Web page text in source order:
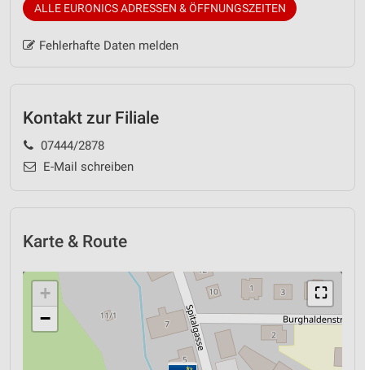
ALLE EURONICS ADRESSEN & ÖFFNUNGSZEITEN
Fehlerhafte Daten melden
Kontakt zur Filiale
07444/2878
E-Mail schreiben
Karte & Route
⛶
+
−